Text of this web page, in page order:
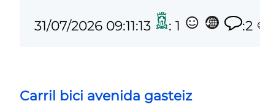
31/07/2026 09:11:13 : 1 :2
Carril bici avenida gasteiz